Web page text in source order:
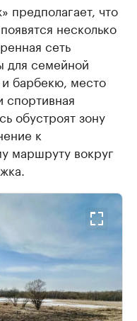
предполагает, что
несколько
сеть
для семейной
барбекю, место
спортивная
обустроят зону
к
маршруту вокруг